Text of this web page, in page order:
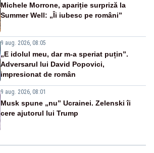
Michele Morrone, apariție surpriză la
Summer Well: „Îi iubesc pe români”
9 aug. 2026, 08:05
„E idolul meu, dar m-a speriat puțin”.
Adversarul lui David Popovici,
impresionat de român
9 aug. 2026, 08:01
Musk spune „nu” Ucrainei. Zelenski îi
cere ajutorul lui Trump